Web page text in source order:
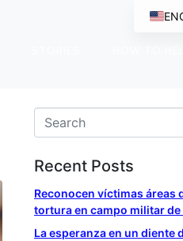
Recent Posts
Reconocen víctimas áreas
tortura en campo militar de
La esperanza en un diente